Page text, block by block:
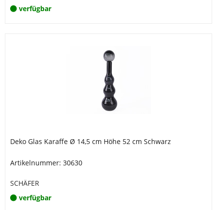
verfügbar
Deko Glas Karaffe Ø 14,5 cm Höhe 52 cm Schwarz
Artikelnummer: 30630
SCHÄFER
verfügbar